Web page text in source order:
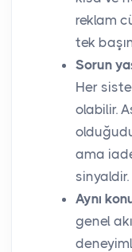
reklam
tek
Sorun
Her
olabilir.
ama
sinyaldir.
Aynı
genel